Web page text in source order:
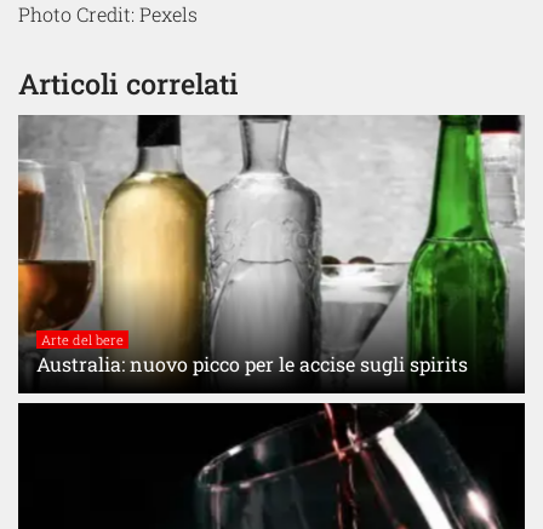
Photo Credit: Pexels
Articoli correlati
Arte del bere
Australia: nuovo picco per le accise sugli spirits